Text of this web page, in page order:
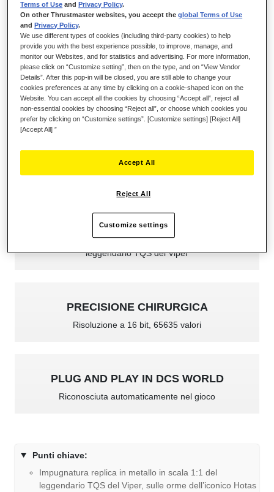
REPLICA UFFICIALE DEL VIPER TQS
leggendario TQS del Viper
PRECISIONE CHIRURGICA
Risoluzione a 16 bit, 65635 valori
PLUG AND PLAY IN DCS WORLD
Riconosciuta automaticamente nel gioco
Punti chiave:
Impugnatura replica in metallo in scala 1:1 del
leggendario TQS del Viper, sulle orme dell’iconico Hotas
Terms of Use and Privacy Policy.
On other Thrustmaster websites, you accept theglobal Terms of Use
and Privacy Policy.
We use different types of cookies (including third-party cookies) to help
provide you with the best experience possible, to improve, manage, and
monitor our Websites, and for statistics and advertising. For more information,
please click on “Customize setting”, then on the type, and on “View Vendor
Details”. After this pop-in will be closed, you are still able to change your
cookies preferences at any time by clicking on a cookie-shaped icon on the
Website. You can accept all the cookies by choosing “Accept all”, reject all
non-essential cookies by choosing “Reject all”, or choose which cookies you
prefer by clicking on “Customize settings”. [Customize settings] [Reject All]
[Accept All] ”
Reject All
Accept All
Customize settings